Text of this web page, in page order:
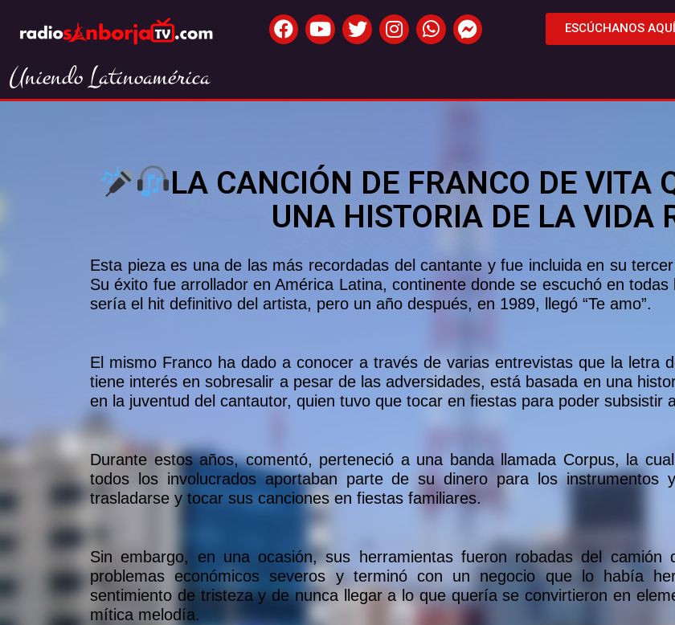
ESCÚCHANOS AQUÍ
Uniendo Latinoamérica
LA CANCIÓN DE FRANCO DE VITA
UNA HISTORIA DE LA VIDA
Esta pieza es una de las más recordadas del cantante y fue incluida en su
Su éxito fue arrollador en América Latina, continente donde se escuchó en
sería el hit definitivo del artista, pero un año después, en 1989, llegó “Te amo”.
El mismo Franco ha dado a conocer a través de varias entrevistas que la letra
tiene interés en sobresalir a pesar de las adversidades, está basada en una
en la juventud del cantautor, quien tuvo que tocar en fiestas para poder subsistir
Durante estos años, comentó, perteneció a una banda llamada Corpus, la
todos los involucrados aportaban parte de su dinero para los
trasladarse y tocar sus canciones en fiestas familiares.
Sin embargo, en una ocasión, sus herramientas fueron robadas del
problemas económicos severos y terminó con un negocio que lo había
sentimiento de tristeza y de nunca llegar a lo que quería se convirtieron en
mítica melodía.